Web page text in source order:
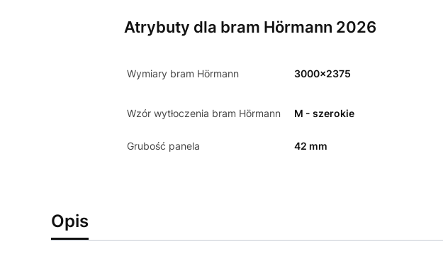
Atrybuty dla bram Hörmann 2026
Wymiary bram Hörmann 3000x2375
Wzór wytłoczenia bram Hörmann M - szerokie
Grubość panela 42 mm
Opis